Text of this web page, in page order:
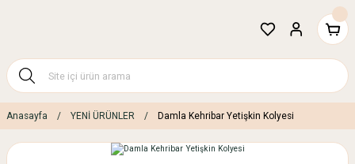
Anasayfa YENİ ÜRÜNLER Damla Kehribar Yetişkin Kolyesi